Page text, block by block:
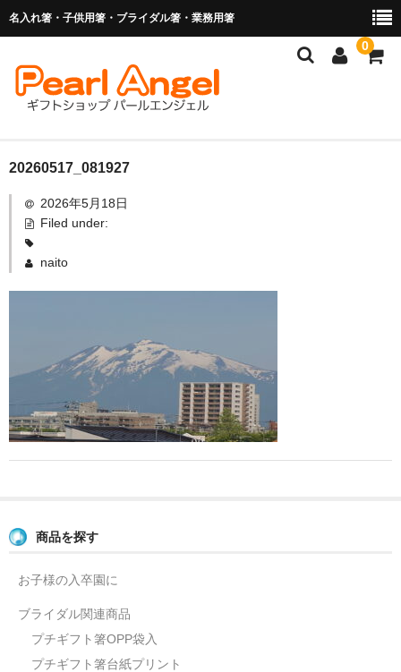
名入れ箸・子供用箸・ブライダル箸・業務用箸
0
商品を探す
お子様の入卒園に
マイ箸・箸袋
ご利用ガイド
よくあるご質問
20260517_081927
2026年5月18日
Filed under:
naito
商品を探す
お子様の入卒園に
ブライダル関連商品
プチギフト箸OPP袋入
プチギフト箸台紙プリント